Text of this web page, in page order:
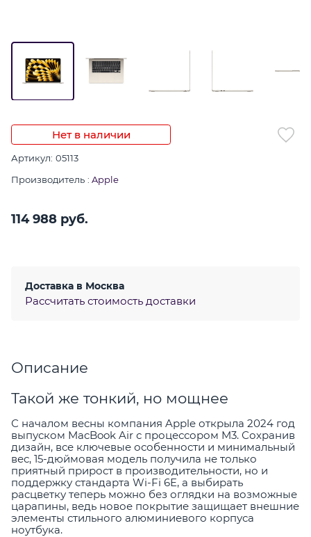
Нет в наличии
Артикул: 05113
Производитель : Apple
114 988 руб.
Доставка в Москва
Рассчитать стоимость доставки
Описание
Такой же тонкий, но мощнее
С началом весны компания Apple открыла 2024 год
выпуском MacBook Air с процессором M3. Сохранив
дизайн, все ключевые особенности и минимальный
вес, 15-дюймовая модель получила не только
приятный прирост в производительности, но и
поддержку стандарта Wi-Fi 6E, а выбирать
расцветку теперь можно без оглядки на возможные
царапины, ведь новое покрытие защищает внешние
элементы стильного алюминиевого корпуса
ноутбука.